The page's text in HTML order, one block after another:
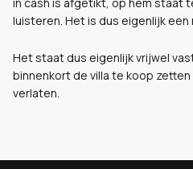
luisteren. Het is dus eigenlijk
Het staat dus eigenlijk vrijwel
binnenkort de villa te koop
verlaten.